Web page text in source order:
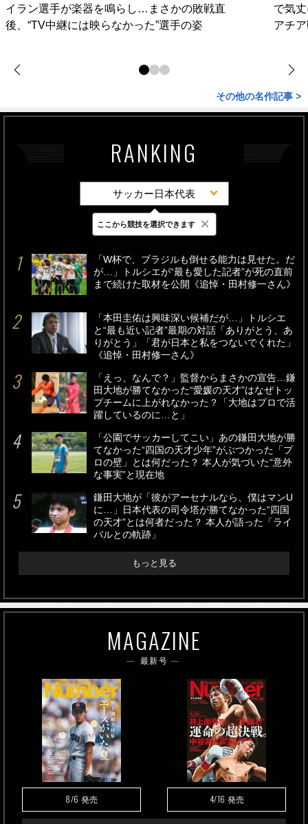
イラン選手が楽器を鳴らし…まさかの敗戦直
後、“TV中継には映らなかった”選手の姿
で気
アチ
その他の名作記事 >
RANKING
サッカー日本代表
最新 24時間 週間
「W杯で、ブラジルも倒せる能力は見せた。だ
が…」トルシエが“最も愛した記者”が死の直前
まで続けた取材を公開《追悼・田村修一さん》
「本田圭佑は興味深い候補だが…」トルシエ
と“最も近い記者”最期の対話「ありがとう、あ
りがとう」「君が日本と私をつないでくれた」
《追悼・田村修一さん》
「えっ、なんで？」監督からまさかの宣告…鎌
田大地が勝てなかった“愛媛の天才”はなぜトッ
プチームに上がれなかった？「大地はプロで活
躍しているのに…と」
「公園でサッカーしてこい」あの鎌田大地が勝
てなかった“四国の天才少年”がぶつかった「プ
ロの壁」とは何だった？ 本人が気づいた“意外
な事実”と現在地
鎌田大地が「彼がアーセナルなら、僕はマンU
に…」日本代表の司令塔が勝てなかった“四国
の天才”とは何者だった？ 本人が語った「ライ
バルとの軌跡」
もっと見る
MAGAZINE
最新号
8/6 発売 4/16 発売
ここから競技を選択できます ×